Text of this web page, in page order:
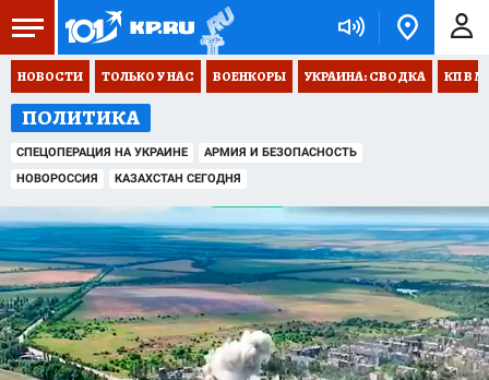
НОВОСТИ ТОЛЬКО У НАС ВОЕНКОРЫ УКРАИНА: СВОДКА КП В
ПОЛИТИКА
СПЕЦОПЕРАЦИЯ НА УКРАИНЕ
АРМИЯ И БЕЗОПАСНОСТЬ
НОВОРОССИЯ
КАЗАХСТАН СЕГОДНЯ